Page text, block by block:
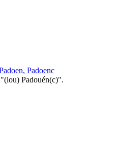
Padoenc
Padouén(c)".